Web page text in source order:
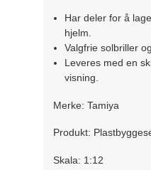
Har deler for å
hjelm.
Valgfrie solbriller
Leveres med en
visning.
Merke: Tamiya
Produkt:
Skala: 1:12